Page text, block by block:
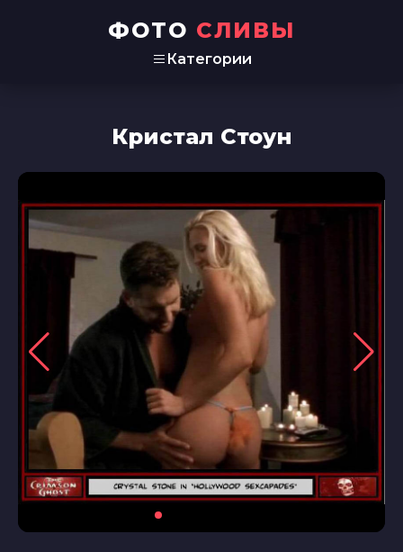
ФОТО СЛИВЫ
Категории
Кристал Стоун